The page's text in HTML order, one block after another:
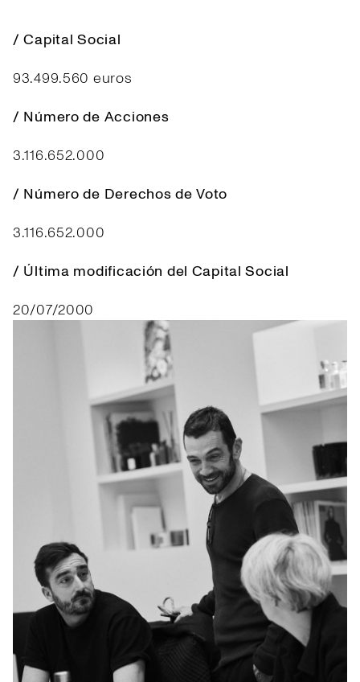
/ Capital Social
93.499.560 euros
/ Número de Acciones
3.116.652.000
/ Número de Derechos de Voto
3.116.652.000
/ Última modificación del Capital Social
20/07/2000